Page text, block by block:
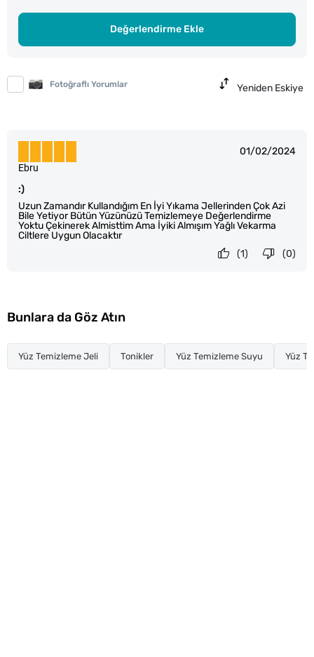
Değerlendirme Ekle
Fotoğraflı Yorumlar Yeniden Eskiye
01/02/2024
:)
Uzun Zamandır Kullandığım En İyi Yıkama Jellerinden Çok Azi
Bile Yetiyor Bütün Yüzünüzü Temizlemeye Değerlendirme
Yoktu Çekinerek Almisttim Ama İyiki Almışım Yağlı Vekarma
Ciltlere Uygun Olacaktır
Ebru
(0)
(1)
Bunlara da Göz Atın
Yüz Temizleme Jeli Tonikler Yüz Temizleme Suyu Yüz